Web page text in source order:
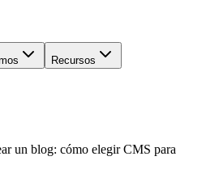
Recursos
un blog: cómo elegir CMS para